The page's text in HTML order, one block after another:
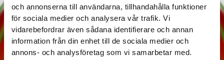
och annonserna till användarna, tillhandahålla funktioner
för sociala medier och analysera vår trafik. Vi
vidarebefordrar även sådana identifierare och annan
information från din enhet till de sociala medier och
annons- och analysföretag som vi samarbetar med.